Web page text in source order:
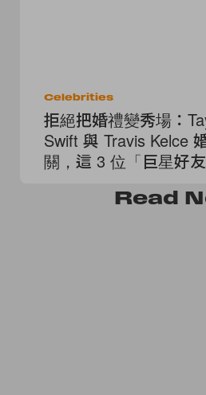
Celebrities
拒絕把婚禮變秀場：
Swift 與 Travis Kelce
關，這 3 位「巨星好
Read